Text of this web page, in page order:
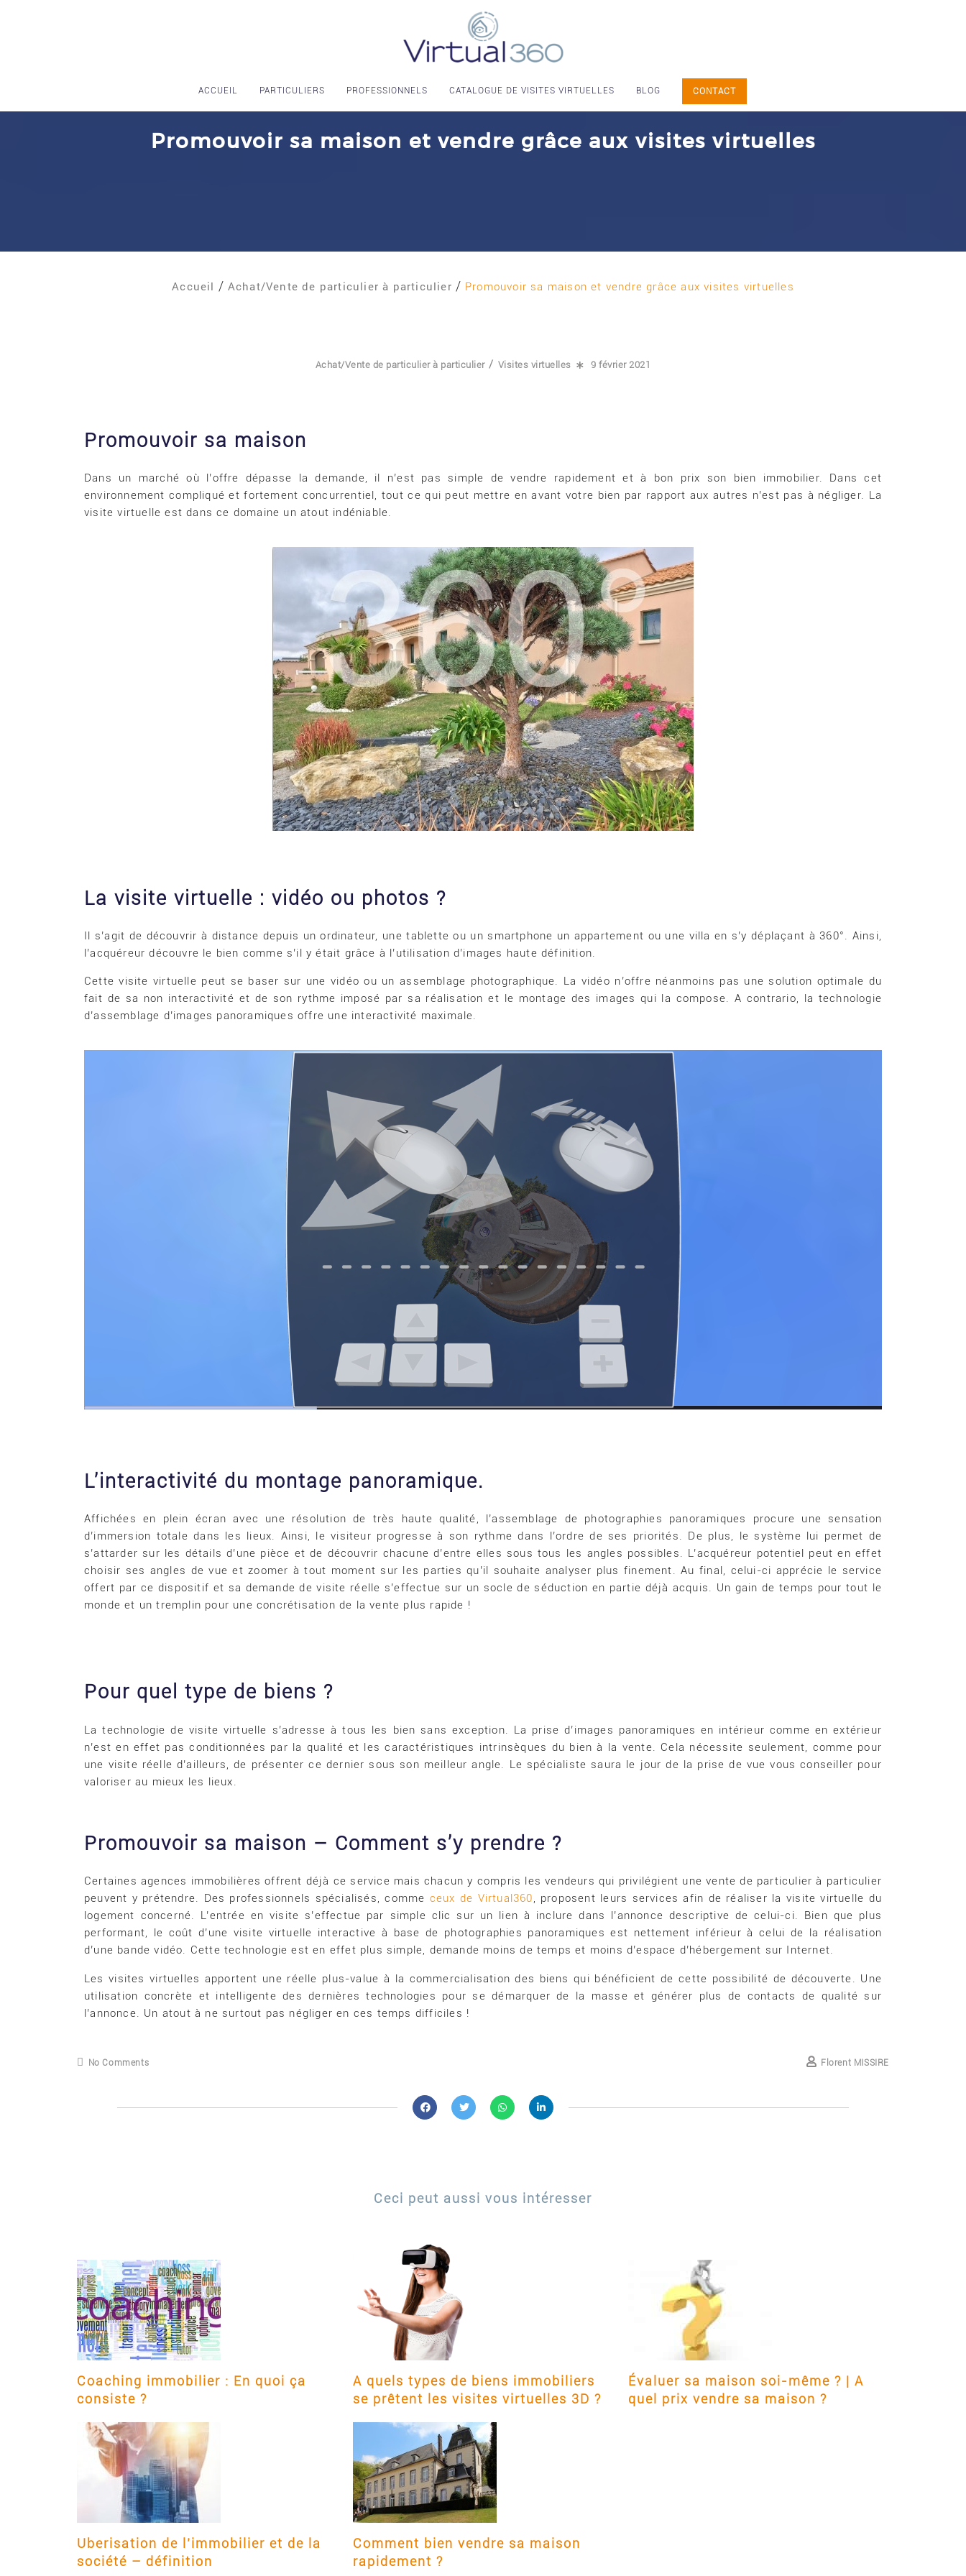
ACCUEIL PARTICULIERS PROFESSIONNELS CATALOGUE DE VISITES VIRTUELLES BLOG CONTACT
Promouvoir sa maison et vendre grâce aux visites virtuelles
Accueil Achat/Vente de particulier à particulier Promouvoir sa maison et vendre grâce aux visites virtuelles
Achat/Vente de particulier à particulier/ Visites virtuelles 9 février 2021
Promouvoir sa maison
Dans un marché où l’offre dépasse la demande, il n’est pas simple de vendre rapidement et à bon prix son bien immobilier. Dans cet
environnement compliqué et fortement concurrentiel, tout ce qui peut mettre en avant votre bien par rapport aux autres n’est pas à négliger. La
visite virtuelle est dans ce domaine un atout indéniable.
La visite virtuelle : vidéo ou photos ?
Il s’agit de découvrir à distance depuis un ordinateur, une tablette ou un smartphone un appartement ou une villa en s’y déplaçant à 360°. Ainsi,
l’acquéreur découvre le bien comme s’il y était grâce à l’utilisation d’images haute définition.
Cette visite virtuelle peut se baser sur une vidéo ou un assemblage photographique. La vidéo n’offre néanmoins pas une solution optimale du
fait de sa non interactivité et de son rythme imposé par sa réalisation et le montage des images qui la compose. A contrario, la technologie
d’assemblage d’images panoramiques offre une interactivité maximale.
L’interactivité du montage panoramique.
Affichées en plein écran avec une résolution de très haute qualité, l’assemblage de photographies panoramiques procure une sensation
d’immersion totale dans les lieux. Ainsi, le visiteur progresse à son rythme dans l’ordre de ses priorités. De plus, le système lui permet de
s’attarder sur les détails d’une pièce et de découvrir chacune d’entre elles sous tous les angles possibles. L’acquéreur potentiel peut en effet
choisir ses angles de vue et zoomer à tout moment sur les parties qu’il souhaite analyser plus finement. Au final, celui-ci apprécie le service
offert par ce dispositif et sa demande de visite réelle s’effectue sur un socle de séduction en partie déjà acquis. Un gain de temps pour tout le
monde et un tremplin pour une concrétisation de la vente plus rapide !
Pour quel type de biens ?
La technologie de visite virtuelle s’adresse à tous les bien sans exception. La prise d’images panoramiques en intérieur comme en extérieur
n’est en effet pas conditionnées par la qualité et les caractéristiques intrinsèques du bien à la vente. Cela nécessite seulement, comme pour
une visite réelle d’ailleurs, de présenter ce dernier sous son meilleur angle. Le spécialiste saura le jour de la prise de vue vous conseiller pour
valoriser au mieux les lieux.
Promouvoir sa maison – Comment s’y prendre ?
Certaines agences immobilières offrent déjà ce service mais chacun y compris les vendeurs qui privilégient une vente de particulier à particulier
peuvent y prétendre. Des professionnels spécialisés, comme ceux de Virtual360, proposent leurs services afin de réaliser la visite virtuelle du
logement concerné. L’entrée en visite s’effectue par simple clic sur un lien à inclure dans l’annonce descriptive de celui-ci. Bien que plus
performant, le coût d’une visite virtuelle interactive à base de photographies panoramiques est nettement inférieur à celui de la réalisation
d’une bande vidéo. Cette technologie est en effet plus simple, demande moins de temps et moins d’espace d’hébergement sur Internet.
Les visites virtuelles apportent une réelle plus-value à la commercialisation des biens qui bénéficient de cette possibilité de découverte. Une
utilisation concrète et intelligente des dernières technologies pour se démarquer de la masse et générer plus de contacts de qualité sur
l’annonce. Un atout à ne surtout pas négliger en ces temps difficiles !
No Comments Florent MISSIRE
Ceci peut aussi vous intéresser
Coaching immobilier : En quoi ça
consiste ?
A quels types de biens immobiliers
se prêtent les visites virtuelles 3D ?
Évaluer sa maison soi-même ? | A
quel prix vendre sa maison ?
Uberisation de l’immobilier et de la
société – définition
Comment bien vendre sa maison
rapidement ?